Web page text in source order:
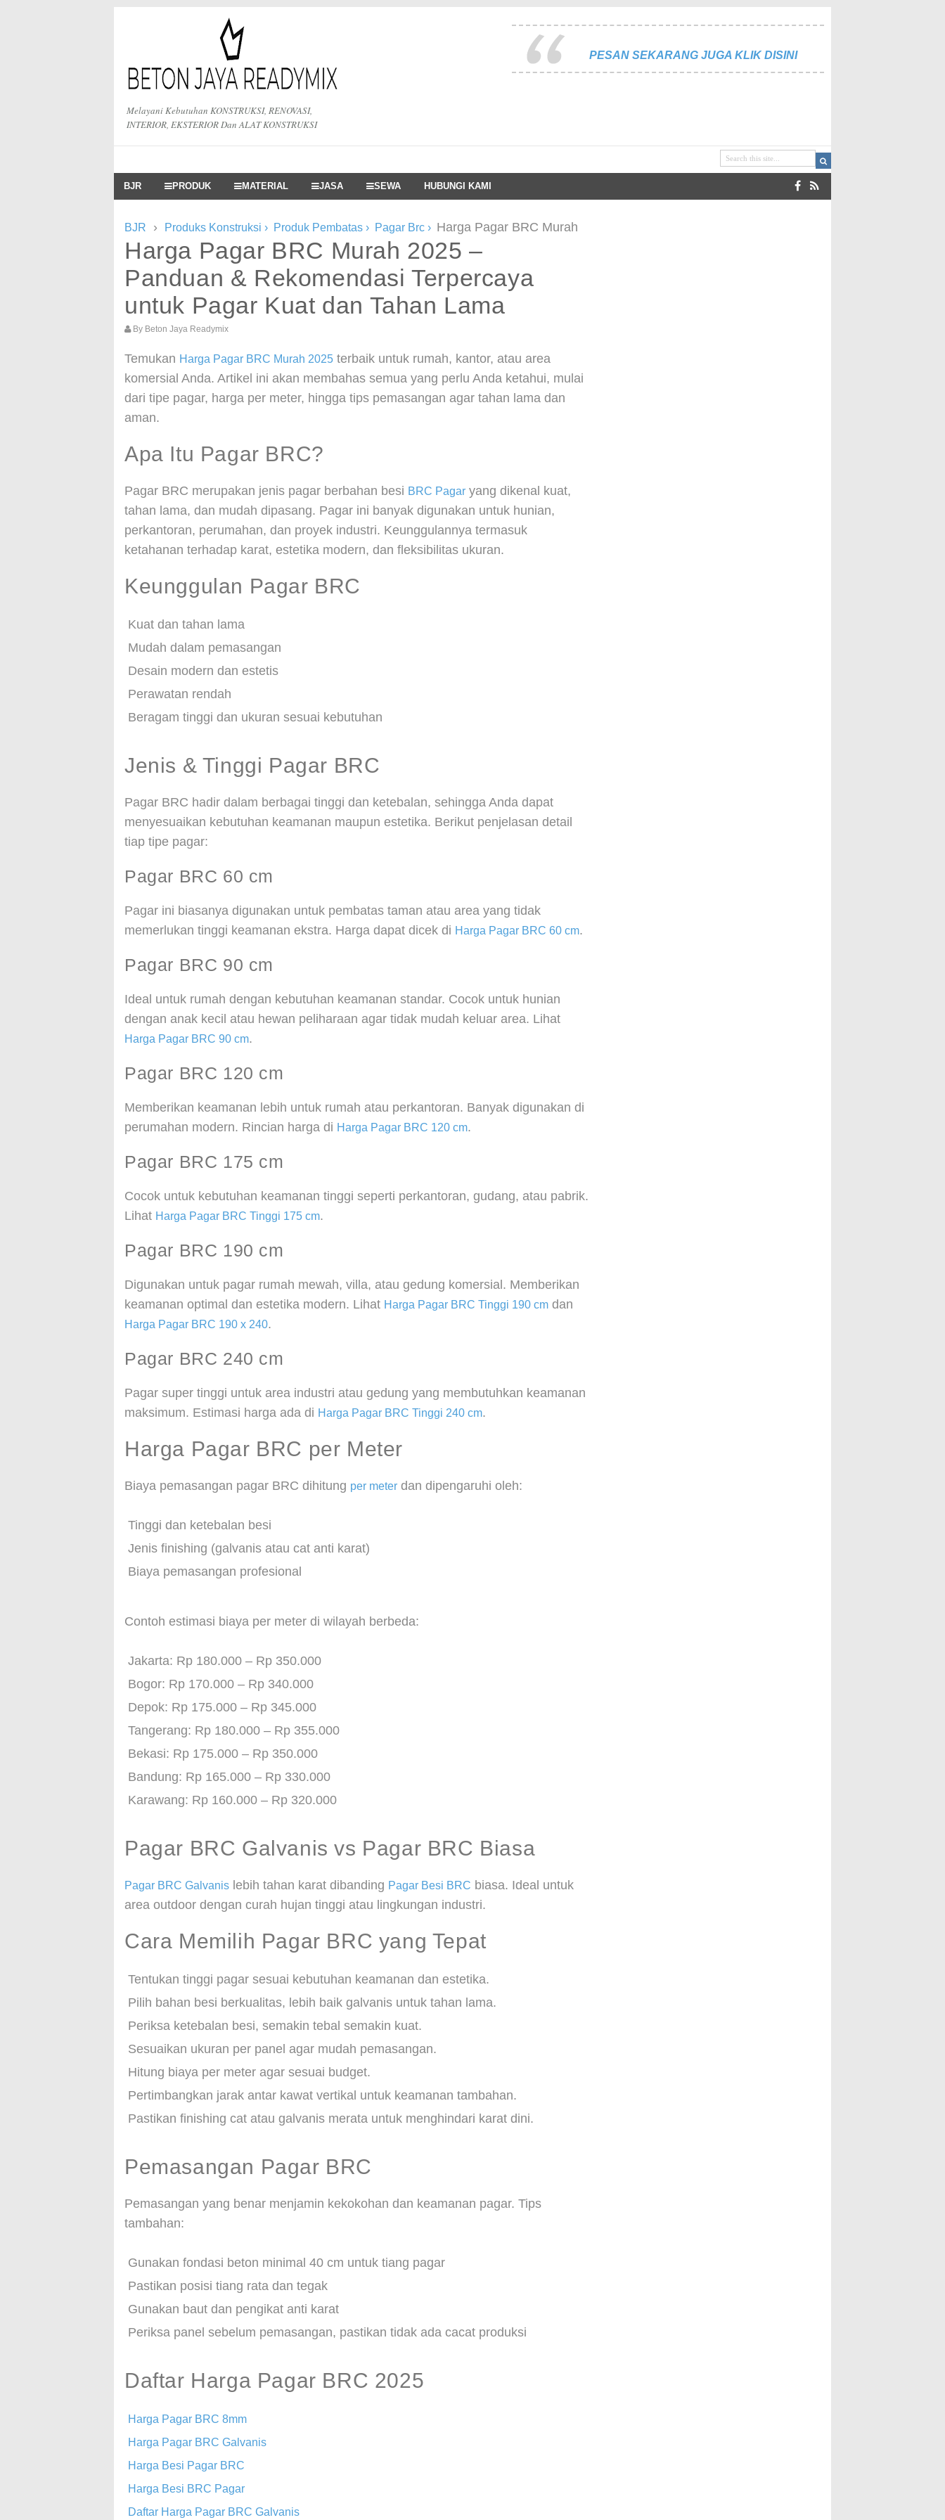
Melayani Kebutuhan KONSTRUKSI, RENOVASI,
INTERIOR, EKSTERIOR Dan ALAT KONSTRUKSI
PESAN SEKARANG JUGA KLIK DISINI
BJR PRODUK MATERIAL JASA SEWA HUBUNGI KAMI
BJR › Produks Konstruksi › Produk Pembatas › Pagar Brc › Harga Pagar BRC Murah
Harga Pagar BRC Murah 2025 –
Panduan & Rekomendasi Terpercaya
untuk Pagar Kuat dan Tahan Lama
By Beton Jaya Readymix
Temukan Harga Pagar BRC Murah 2025 terbaik untuk rumah, kantor, atau area
komersial Anda. Artikel ini akan membahas semua yang perlu Anda ketahui, mulai
dari tipe pagar, harga per meter, hingga tips pemasangan agar tahan lama dan
aman.
Apa Itu Pagar BRC?
Pagar BRC merupakan jenis pagar berbahan besi BRC Pagar yang dikenal kuat,
tahan lama, dan mudah dipasang. Pagar ini banyak digunakan untuk hunian,
perkantoran, perumahan, dan proyek industri. Keunggulannya termasuk
ketahanan terhadap karat, estetika modern, dan fleksibilitas ukuran.
Keunggulan Pagar BRC
Kuat dan tahan lama
Mudah dalam pemasangan
Desain modern dan estetis
Perawatan rendah
Beragam tinggi dan ukuran sesuai kebutuhan
Jenis & Tinggi Pagar BRC
Pagar BRC hadir dalam berbagai tinggi dan ketebalan, sehingga Anda dapat
menyesuaikan kebutuhan keamanan maupun estetika. Berikut penjelasan detail
tiap tipe pagar:
Pagar BRC 60 cm
Pagar ini biasanya digunakan untuk pembatas taman atau area yang tidak
memerlukan tinggi keamanan ekstra. Harga dapat dicek di Harga Pagar BRC 60 cm.
Pagar BRC 90 cm
Ideal untuk rumah dengan kebutuhan keamanan standar. Cocok untuk hunian
dengan anak kecil atau hewan peliharaan agar tidak mudah keluar area. Lihat
Harga Pagar BRC 90 cm.
Pagar BRC 120 cm
Memberikan keamanan lebih untuk rumah atau perkantoran. Banyak digunakan di
perumahan modern. Rincian harga di Harga Pagar BRC 120 cm.
Pagar BRC 175 cm
Cocok untuk kebutuhan keamanan tinggi seperti perkantoran, gudang, atau pabrik.
Lihat Harga Pagar BRC Tinggi 175 cm.
Pagar BRC 190 cm
Digunakan untuk pagar rumah mewah, villa, atau gedung komersial. Memberikan
keamanan optimal dan estetika modern. Lihat Harga Pagar BRC Tinggi 190 cm dan
Harga Pagar BRC 190 x 240.
Pagar BRC 240 cm
Pagar super tinggi untuk area industri atau gedung yang membutuhkan keamanan
maksimum. Estimasi harga ada di Harga Pagar BRC Tinggi 240 cm.
Harga Pagar BRC per Meter
Biaya pemasangan pagar BRC dihitung per meter dan dipengaruhi oleh:
Tinggi dan ketebalan besi
Jenis finishing (galvanis atau cat anti karat)
Biaya pemasangan profesional
Contoh estimasi biaya per meter di wilayah berbeda:
Jakarta: Rp 180.000 – Rp 350.000
Bogor: Rp 170.000 – Rp 340.000
Depok: Rp 175.000 – Rp 345.000
Tangerang: Rp 180.000 – Rp 355.000
Bekasi: Rp 175.000 – Rp 350.000
Bandung: Rp 165.000 – Rp 330.000
Karawang: Rp 160.000 – Rp 320.000
Pagar BRC Galvanis vs Pagar BRC Biasa
Pagar BRC Galvanis lebih tahan karat dibanding Pagar Besi BRC biasa. Ideal untuk
area outdoor dengan curah hujan tinggi atau lingkungan industri.
Cara Memilih Pagar BRC yang Tepat
Tentukan tinggi pagar sesuai kebutuhan keamanan dan estetika.
Pilih bahan besi berkualitas, lebih baik galvanis untuk tahan lama.
Periksa ketebalan besi, semakin tebal semakin kuat.
Sesuaikan ukuran per panel agar mudah pemasangan.
Hitung biaya per meter agar sesuai budget.
Pertimbangkan jarak antar kawat vertikal untuk keamanan tambahan.
Pastikan finishing cat atau galvanis merata untuk menghindari karat dini.
Pemasangan Pagar BRC
Pemasangan yang benar menjamin kekokohan dan keamanan pagar. Tips
tambahan:
Gunakan fondasi beton minimal 40 cm untuk tiang pagar
Pastikan posisi tiang rata dan tegak
Gunakan baut dan pengikat anti karat
Periksa panel sebelum pemasangan, pastikan tidak ada cacat produksi
Daftar Harga Pagar BRC 2025
Harga Pagar BRC 8mm
Harga Pagar BRC Galvanis
Harga Besi Pagar BRC
Harga Besi BRC Pagar
Daftar Harga Pagar BRC Galvanis